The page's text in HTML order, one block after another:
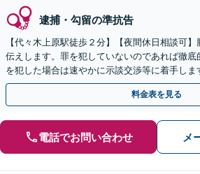
逮捕・勾留の準抗告
【代々木上原駅徒歩２分】【夜間休日相談可
伝えします。罪を犯していないのであれば徹
を犯した場合は速やかに示談交渉等に着手しま
されそうという場合、速やかにご相談ください
料金表を見る
電話でお問い合わせ メ